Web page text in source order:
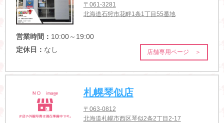
〒061-3281
北海道石狩市花畔1条1丁目55番地
営業時間： 10:00～19:00
定休日： なし 店舗専用ページ ＞
札幌琴似店
〒063-0812
北海道札幌市西区琴似2条2丁目2-17